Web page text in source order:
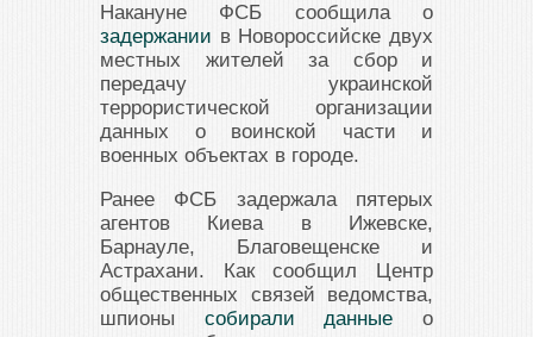
Накануне ФСБ сообщила о
задержании в Новороссийске двух
местных жителей за сбор и
передачу украинской
террористической организации
данных о воинской части и
военных объектах в городе.
Ранее ФСБ задержала пятерых
агентов Киева в Ижевске,
Барнауле, Благовещенске и
Астрахани. Как сообщил Центр
общественных связей ведомства,
шпионы собирали данные о